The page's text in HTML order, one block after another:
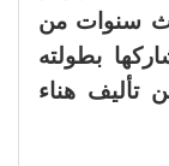
سنوات من
بطولته
تأليف هناء